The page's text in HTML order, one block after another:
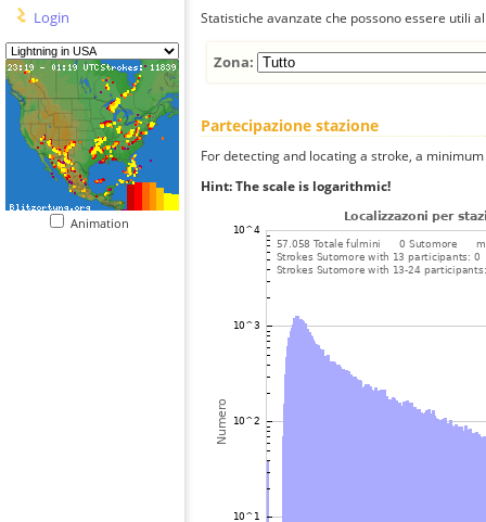
Login
Animation
Statistiche avanzate che possono essere utili
Zona:
Partecipazione stazione
For detecting and locating a stroke, a
Hint: The scale is logarithmic!